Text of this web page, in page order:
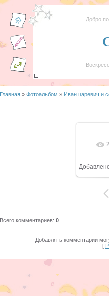
Добро
Главная » Фотоальбом » Иван царевич и
Всего комментариев: 0
Добавлять комментарии
[